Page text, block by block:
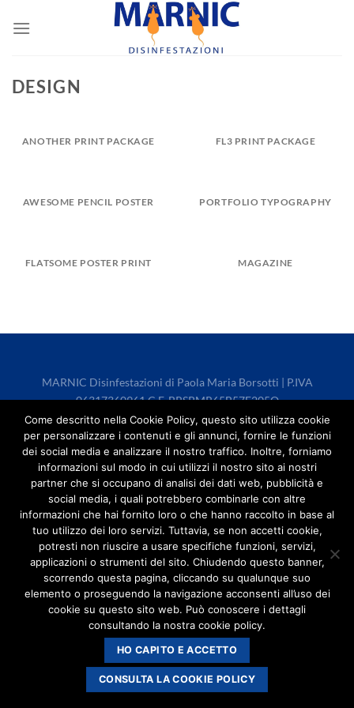
DESIGN
ANOTHER PRINT PACKAGE FL3 PRINT PACKAGE
AWESOME PENCIL POSTER PORTFOLIO TYPOGRAPHY
FLATSOME POSTER PRINT MAGAZINE
MARNIC Disinfestazioni di Paola Maria Borsotti | P.IVA
06317360961 C.F. BRSPMR65B57F205O
marnic@legalmail.it
Privacy policy -Cookies policy
Come descritto nella Cookie Policy, questo sito utilizza cookie
per personalizzare i contenuti e gli annunci, fornire le funzioni
dei social media e analizzare il nostro traffico. Inoltre, forniamo
informazioni sul modo in cui utilizzi il nostro sito ai nostri
partner che si occupano di analisi dei dati web, pubblicità e
social media, i quali potrebbero combinarle con altre
informazioni che hai fornito loro o che hanno raccolto in base al
tuo utilizzo dei loro servizi. Tuttavia, se non accetti cookie,
potresti non riuscire a usare specifiche funzioni, servizi,
applicazioni o strumenti del sito. Chiudendo questo banner,
scorrendo questa pagina, cliccando su qualunque suo
elemento o proseguendo la navigazione acconsenti all’uso dei
cookie su questo sito web. Può conoscere i dettagli
consultando la nostra cookie policy.
HO CAPITO E ACCETTO
CONSULTA LA COOKIE POLICY